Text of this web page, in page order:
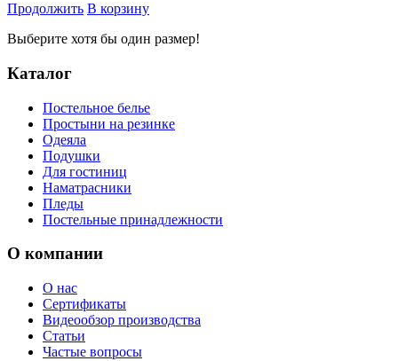
Продолжить В корзину
Выберите хотя бы один размер!
Каталог
Постельное белье
Простыни на резинке
Одеяла
Подушки
Для гостиниц
Наматрасники
Пледы
Постельные принадлежности
О компании
О нас
Сертификаты
Видеообзор производства
Статьи
Частые вопросы